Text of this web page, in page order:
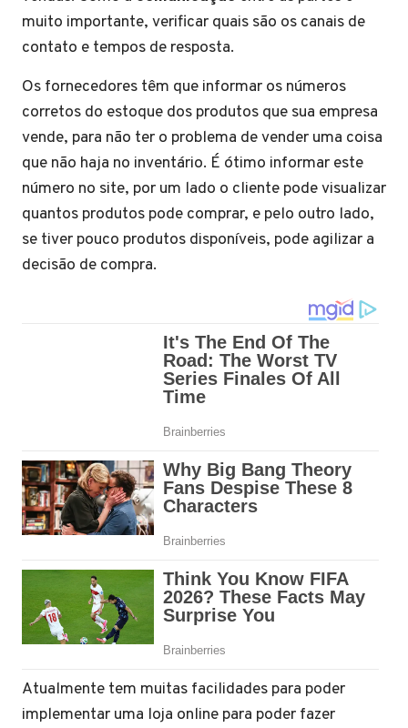
muito importante, verificar quais são os canais de
contato e tempos de resposta.
Os fornecedores têm que informar os números
corretos do estoque dos produtos que sua empresa
vende, para não ter o problema de vender uma coisa
que não haja no inventário. É ótimo informar este
número no site, por um lado o cliente pode visualizar
quantos produtos pode comprar, e pelo outro lado,
se tiver pouco produtos disponíveis, pode agilizar a
decisão de compra.
Atualmente tem muitas facilidades para poder
implementar uma loja online para poder fazer